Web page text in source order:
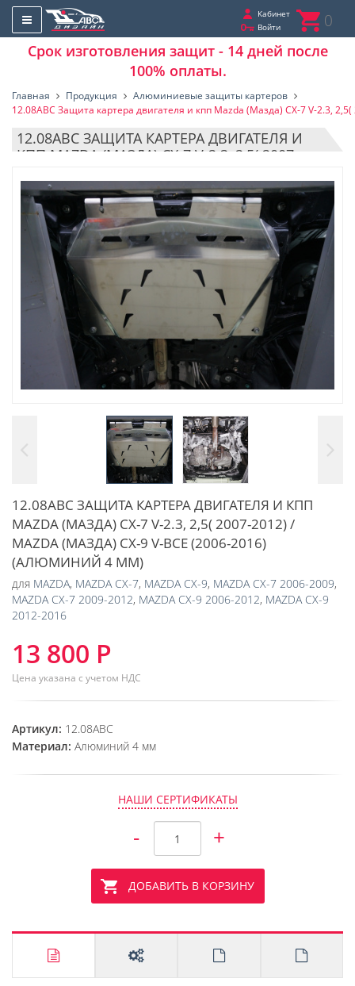
Кабинет
Войти
0
Срок изготовления защит - 14 дней после
100% оплаты.
Главная Продукция
Алюминиевые защиты картеров
12.08ABC Защита картера двигателя и кпп Mazda (Мазда) CX-7 V-2.3,
12.08ABC ЗАЩИТА КАРТЕРА ДВИГАТЕЛЯ И
КПП MAZDA (МАЗДА) CX-7 V-2.3, 2,5( 2007-
2016) (АЛЮМИНИЙ 4 ММ)
12.08ABC ЗАЩИТА КАРТЕРА ДВИГАТЕЛЯ И КПП
MAZDA (МАЗДА) CX-7 V-2.3, 2,5( 2007-2012) /
MAZDA (МАЗДА) CX-9 V-ВСЕ (2006-2016)
(АЛЮМИНИЙ 4 ММ)
для MAZDA, MAZDA CX-7, MAZDA CX-9, MAZDA CX-7 2006-2009,
MAZDA CX-7 2009-2012, MAZDA CX-9 2006-2012, MAZDA CX-9
2012-2016
13 800 Р
Цена указана с учетом НДС
Артикул: 12.08ABC
Материал: Алюминий 4 мм
НАШИ СЕРТИФИКАТЫ
- +
ДОБАВИТЬ В КОРЗИНУ